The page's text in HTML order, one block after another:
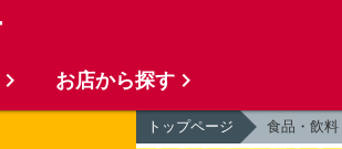
トップページ 食品・飲料
お店から探す